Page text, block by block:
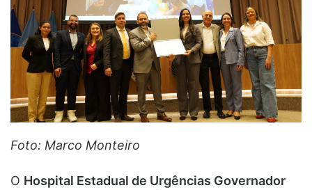
Foto: Marco Monteiro
O Hospital Estadual de Urgências Governador